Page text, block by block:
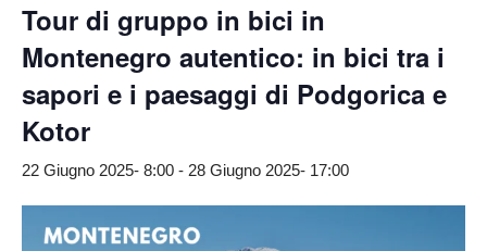
Tour di gruppo in bici in
Montenegro autentico: in bici tra i
sapori e i paesaggi di Podgorica e
Kotor
22 Giugno 2025- 8:00 - 28 Giugno 2025- 17:00